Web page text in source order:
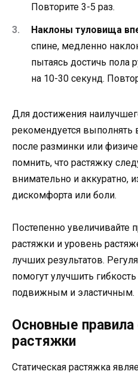
Повторите 3-5 раз.
Наклоны туловища
спине, медленно
пытаясь достичь пола
на 10-30 секунд.
Для достижения
рекомендуется
после разминки или
помнить, что растяжку
внимательно и аккуратно,
дискомфорта или боли.
Постепенно увеличивайте
растяжки и уровень
лучших результатов.
помогут улучшить
подвижным и эластичным.
Основные правила
растяжки
Статическая растяжка